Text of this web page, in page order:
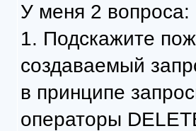
У меня 2 вопроса:
1. Подскажите
создаваемый
в принципе
операторы